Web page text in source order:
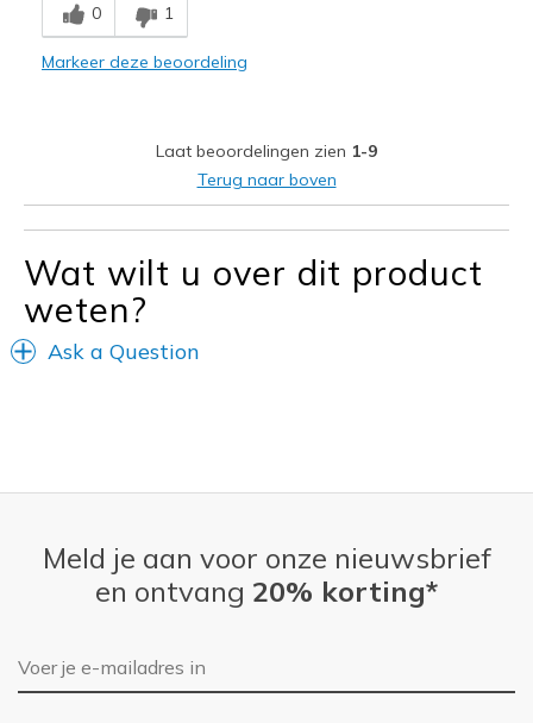
Minpunten
Poor Cushioning
For going out to do short errands
View On Shoes
Shoes are for Wearing
0 1
Markeer deze beoordeling
Laat beoordelingen zien 1-9
Terug naar boven
Wat wilt u over dit product
weten?
Ask a Question
Meld je aan voor onze nieuwsbrief
en ontvang 20% korting*
E-mailadres